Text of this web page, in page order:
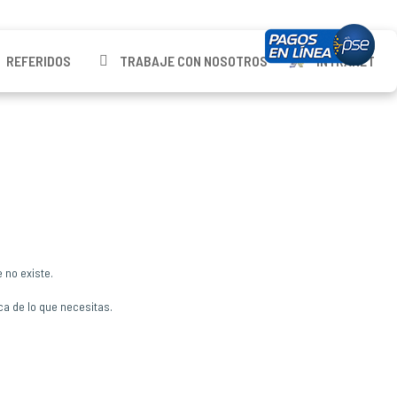
REFERIDOS TRABAJE CON NOSOTROS INTRANET
no existe.
de lo que necesitas.